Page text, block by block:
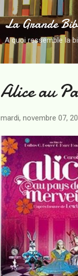
La Grande
A quoi ressemble la
Alice au
mardi, novembre 07,